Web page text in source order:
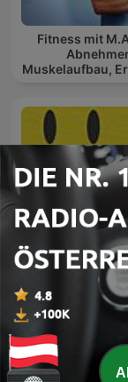
Fitness mit
Muskelaufbau,
Besser